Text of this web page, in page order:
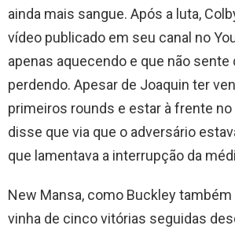
ainda mais sangue. Após a luta,
vídeo publicado em seu canal no
apenas aquecendo e que não sente
perdendo. Apesar de Joaquin ter
primeiros rounds e estar à frente no
disse que via que o adversário
que lamentava a interrupção da
New Mansa, como Buckley
vinha de cinco vitórias seguidas